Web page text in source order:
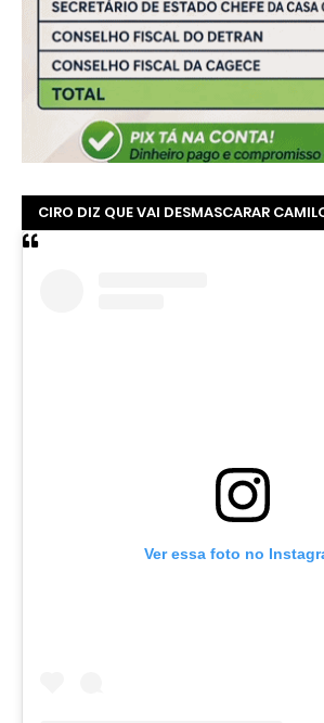
CIRO DIZ QUE VAI DESMASCARAR
Ver essa foto no